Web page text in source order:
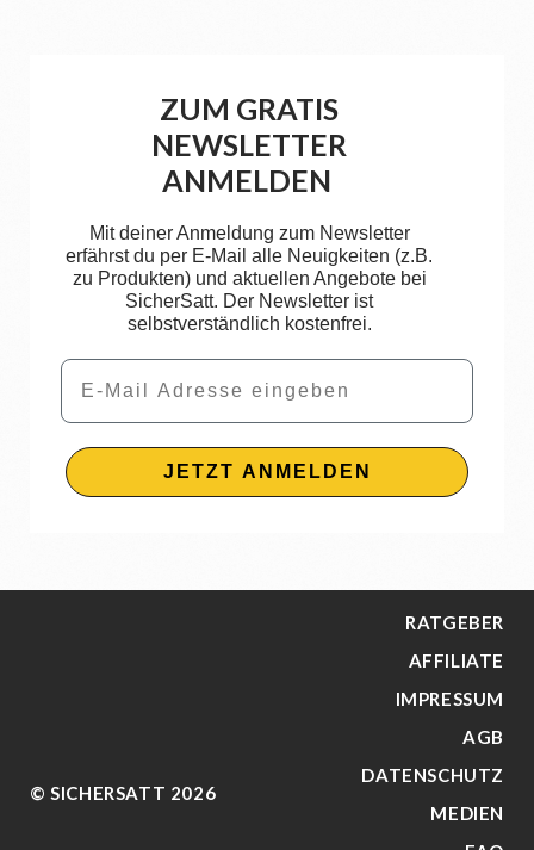
ZUM GRATIS
NEWSLETTER
ANMELDEN
Mit deiner Anmeldung zum Newsletter
erfährst du per E-Mail alle Neuigkeiten (z.B.
zu Produkten) und aktuellen Angebote bei
SicherSatt. Der Newsletter ist
selbstverständlich kostenfrei.
Email
JETZT ANMELDEN
© SICHERSATT 2026
RATGEBER
AFFILIATE
IMPRESSUM
AGB
DATENSCHUTZ
MEDIEN